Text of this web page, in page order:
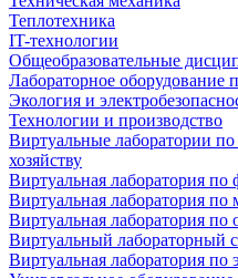
Теплотехника
IT-технологии
Общеобразовательные
Лабораторное оборудование
Экология и
Технологии и производство
Виртуальные лаборатории
хозяйству
Виртуальная лаборатория по
Виртуальная лаборатория по
Виртуальная лаборатория по
Виртуальный лабораторный
Виртуальная лаборатория по